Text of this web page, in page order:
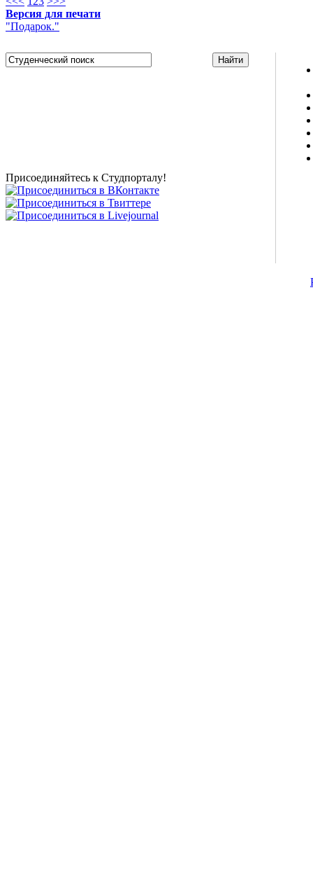
Версия для печати
"Подарок."
Присоединяйтесь к Студпорталу!